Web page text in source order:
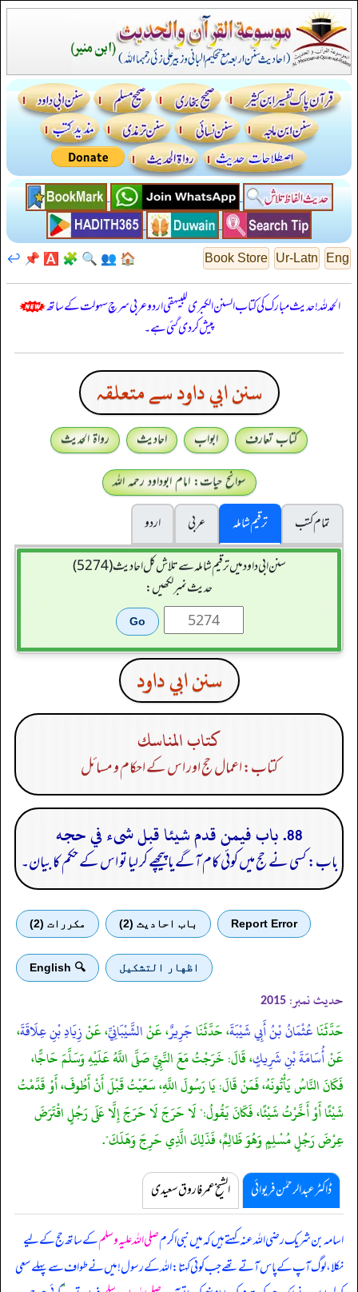
Eng
Ur-Latn
Book Store
🏠
👥
🔍
🧩
🅰️
📌
↩️
الحمدللہ! حدیث مبارک کی کتاب السنن الكبرى للبيهقي اردو عربی سرچ سہولت کے ساتھ
پیش کر دی گئی ہے۔
سنن ابي داود سے متعلقہ
کتاب تعارف ابواب احادیث
رواۃ الحدیث
سوانح حیات: امام ابوداود رحمہ اللہ
تمام کتب
ترقیم شاملہ عربی
اردو
سنن ابي داود میں ترقیم شاملہ سے تلاش کل احادیث (5274)
حدیث نمبر لکھیں:
سنن ابي داود
كتاب المناسك
کتاب: اعمال حج اور اس کے احکام و مسائل
88. باب فيمن قدم شيئا قبل شىء في حجه
باب: کسی نے حج میں کوئی کام آگے یا پیچھے کر لیا تو اس کے حکم کا بیان۔
Report Error باب احادیث (2) مكررات (2)
اظهار التشكيل 🔍 English
حدیث نمبر: 2015
حَدَّثَنَاعُثْمَانُ بْنُ أَبِي شَيْبَةَ، حَدَّثَنَاجَرِيرٌ، عَنْالشَّيْبَانِيِّ، عَنْزِيَادِ بْنِ عِلَاقَةَ،
عَنْأُسَامَةَ بْنِ شَرِيكٍ، قَالَ: خَرَجْتُ مَعَ النَّبِيِّ صَلَّى اللَّهُ عَلَيْهِ وَسَلَّمَ حَاجًّا،
فَكَانَ النَّاسُ يَأْتُونَهُ، فَمَنْ قَالَ: يَا رَسُولَ اللَّهِ، سَعَيْتُ قَبْلَ أَنْ أَطُوفَ، أَوْ قَدَّمْتُ
شَيْئًا أَوْ أَخَّرْتُ شَيْئًا، فَكَانَ يَقُولُ:" لَا حَرَجَ لَا حَرَجَ إِلَّا عَلَى رَجُلٍ اقْتَرَضَ
عِرْضَ رَجُلٍ مُسْلِمٍ وَهُوَ ظَالِمٌ، فَذَلِكَ الَّذِي حَرِجَ وَهَلَكَ".
ڈاکٹر عبدالرحمٰن فریوائی الشیخ عمر فاروق سعیدی
اسامہ بن شریک رضی اللہ عنہ کہتے ہیں کہمیں نبی اکرمصلی اللہ علیہ وسلمکے ساتھ حج کے لیے
نکلا، لوگ آپ کے پاس آتے تھے جب کوئی کہتا: اللہ کے رسول! میں نے طواف سے پہلے سعی